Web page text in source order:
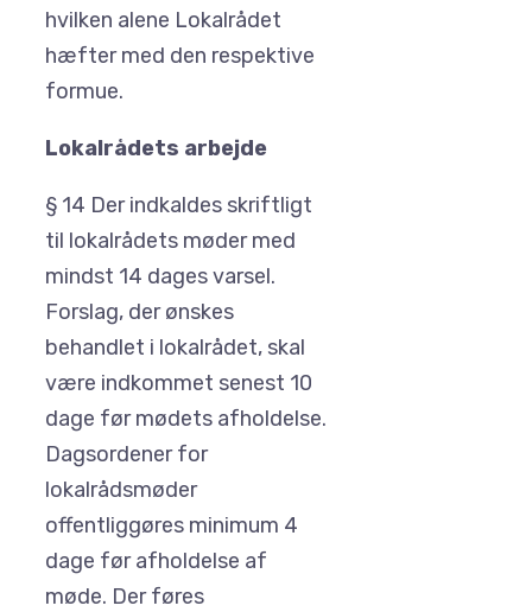
hvilken alene Lokalrådet
hæfter med den respektive
formue.
Lokalrådets arbejde
§ 14 Der indkaldes skriftligt
til lokalrådets møder med
mindst 14 dages varsel.
Forslag, der ønskes
behandlet i lokalrådet, skal
være indkommet senest 10
dage før mødets afholdelse.
Dagsordener for
lokalrådsmøder
offentliggøres minimum 4
dage før afholdelse af
møde. Der føres